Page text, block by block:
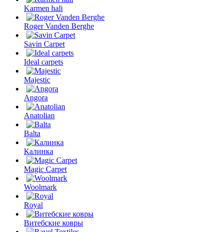
Karmen hali
Roger Vanden Berghe
Savin Carpet
Ideal carpets
Majestic
Angora
Anatolian
Balta
Калинка
Magic Carpet
Woolmark
Royal
Витебские ковры